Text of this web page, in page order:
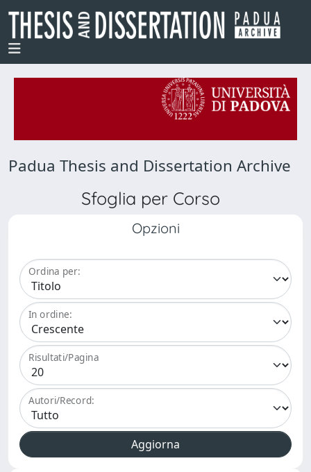
Padua Thesis and Dissertation Archive
Sfoglia per Corso
Opzioni
Ordina per:
In ordine:
Risultati/Pagina
Autori/Record: